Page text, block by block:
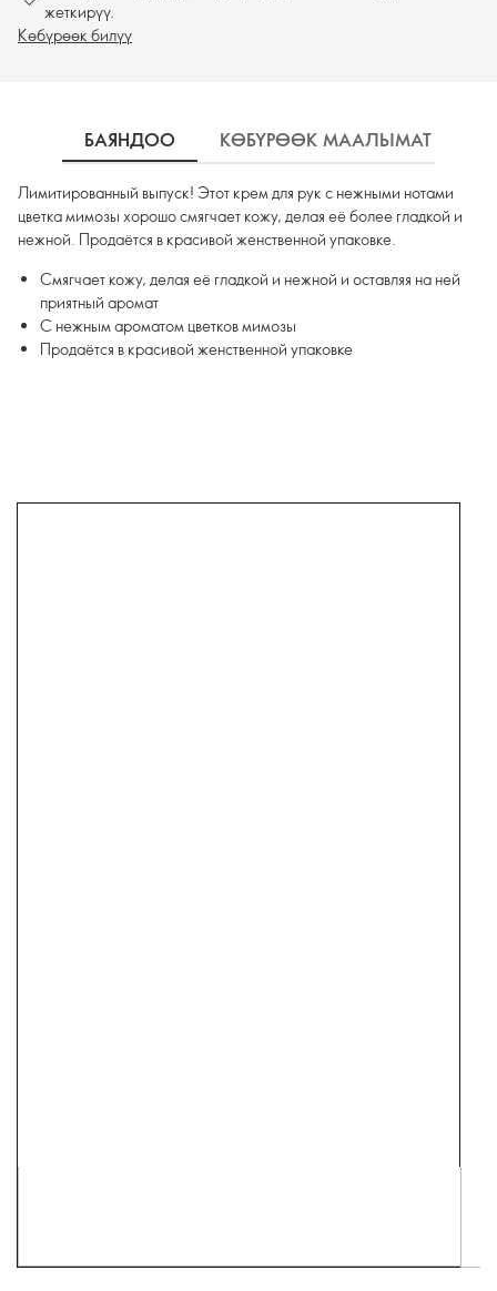
жеткирүү.
Көбүрөөк билүү
БАЯНДОО КӨБҮРӨӨК МААЛЫМАТ
Лимитированный выпуск! Этот крем для рук с нежными нотами
цветка мимозы хорошо смягчает кожу, делая её более гладкой и
нежной. Продаётся в красивой женственной упаковке.
Смягчает кожу, делая её гладкой и нежной и оставляя на ней
приятный аромат
С нежным ароматом цветков мимозы
Продаётся в красивой женственной упаковке